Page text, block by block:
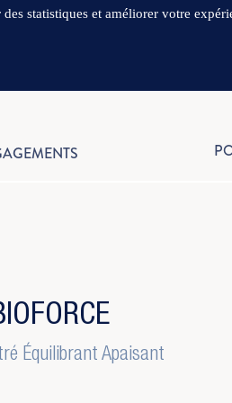
Équilibrant Apaisant
statistiques et améliorer votre